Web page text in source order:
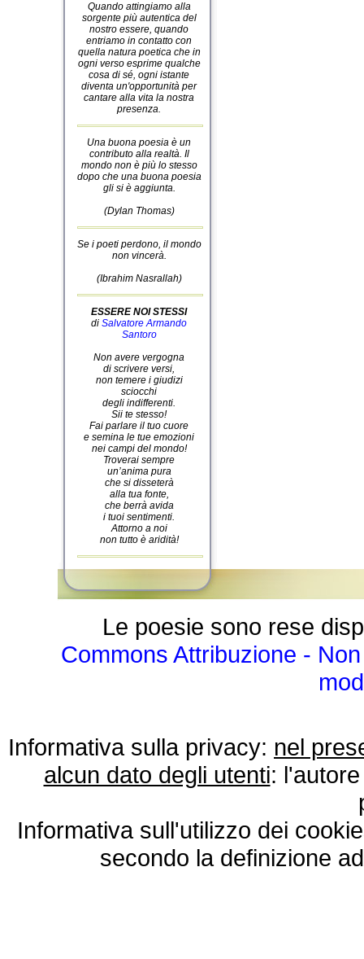
Quando attingiamo alla
sorgente più autentica del
nostro essere, quando
entriamo in contatto con
quella natura poetica che in
ogni verso esprime qualche
cosa di sé, ogni istante
diventa un'opportunità per
cantare alla vita la nostra
presenza.
Una buona poesia è un
contributo alla realtà. Il
mondo non è più lo stesso
dopo che una buona poesia
gli si è aggiunta.
(Dylan Thomas)
Se i poeti perdono, il mondo
non vincerà.
(Ibrahim Nasrallah)
ESSERE NOI STESSI
di Salvatore Armando
Santoro
Non avere vergogna
di scrivere versi,
non temere i giudizi
sciocchi
degli indifferenti.
Sii te stesso!
Fai parlare il tuo cuore
e semina le tue emozioni
nei campi del mondo!
Troverai sempre
un’anima pura
che si disseterà
alla tua fonte,
che berrà avida
i tuoi sentimenti.
Attorno a noi
non tutto è aridità!
Le poesie sono rese
Commons Attribuzione -
Informativa sulla privacy: nel
alcun dato degli utenti:
Informativa sull'utilizzo dei
secondo la definizione